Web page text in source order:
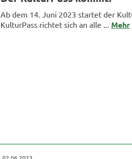
Ab dem 14. Juni 2023 startet der
KulturPass richtet sich an alle ... Mehr
02.06.2023